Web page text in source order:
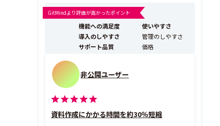
GitMindより評価が高かったポイント
機能への満足度
使いやすさ
導入のしやすさ
管理のしやすさ
サポート品質
価格
非公開ユーザー
資料作成にかかる時間を約30％短縮